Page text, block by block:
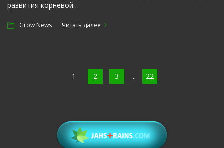
развития корневой…
Grow News Читать далее
1 2 3 ... 22